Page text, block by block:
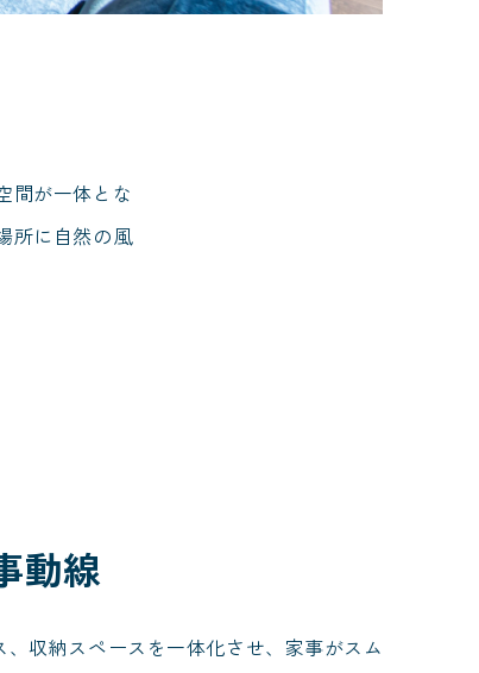
間が一体とな
所に自然の風
動線
収納スペースを一体化させ、家事がスム